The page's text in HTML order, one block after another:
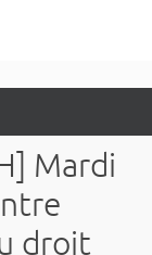
Mardi
droit